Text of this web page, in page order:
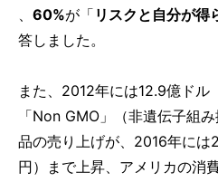
、 60%が「 リスクと自分が得
答しました。
また、2012年には12.9億ドル
「Non GMO」（非遺伝子組
品の売り上げが、2016年に
円）まで上昇、アメリカの消